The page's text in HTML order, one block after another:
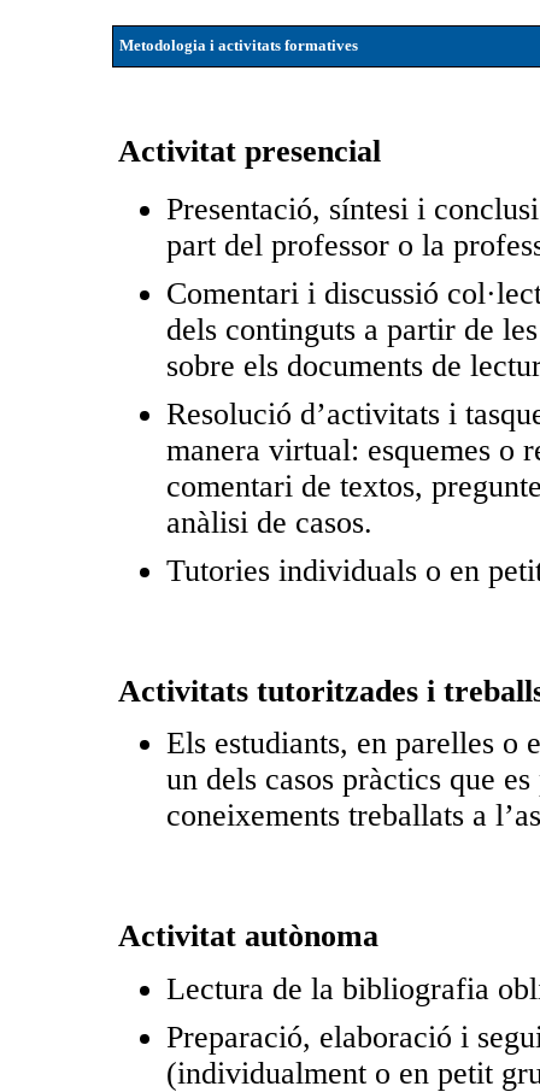
Metodologia i activitats formatives
Activitat presencial
Presentació, síntesi i
part del professor o la
Comentari i discussió
dels continguts a partir de
sobre els documents de
Resolució d’activitats i
manera virtual: esquemes o
comentari de textos,
anàlisi de casos.
Tutories individuals o en
Activitats tutoritzades ­i
Els estudiants, en parelles o
un dels casos pràctics que
coneixements treballats a
Activitat autònoma
Lectura de la bibliografia
Preparació, elaboració i
(individualment o en petit